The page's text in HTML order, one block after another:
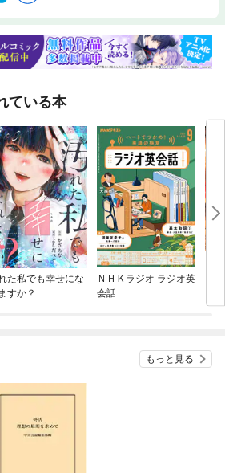
ら取り残されたフリーランスの処遇▼河合香
▼木村 幹×徐台教 聞き手：伊東順子◆公徳が
ドから見えたアメリカと日本▼北岡伸一＝＝
◆「連合政治」時代の再来──戦後政治史にお
▼鈴木一人◆参政党躍進の背景を探る陰謀論
烏谷昌幸◆政治争点に急浮上「外国人問題」
物語▼金子 拓◆新発見史料『御進講控』を読
▼手嶋泰伸◆より味わうための五つの見どこ
舞伎入門▼矢内賢二【シリーズ昭和100年】●郊
造されたか「限界ニュータウン」の現在と令
連載》●皇室のお宝拝見【第19回】萬国絵図
くら【第106回】ハクションおっさん▼立川吉
【第5回】▼誉田哲也
ている本
た私でも幸せにな
すか？
ＮＨＫラジオ ラジオ英
会話
もっと見る